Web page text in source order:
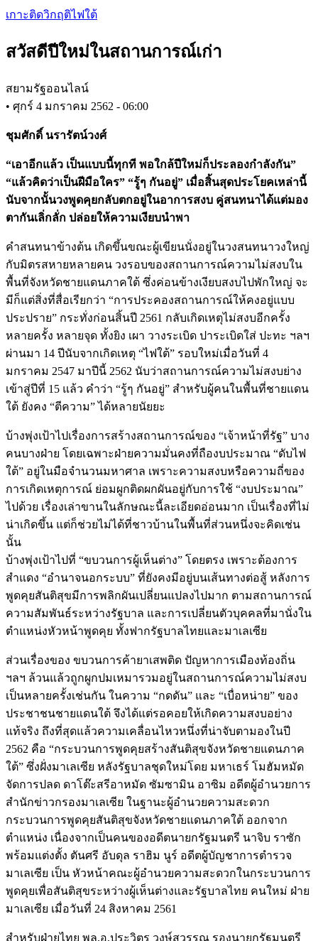
Skip
content
เกาะติดวิกฤติไฟใต้
สวัสดีปีใหม่ในสถานการณ์เก่า
สยามรัฐออนไลน์
• ศุกร์ 4 มกราคม 2562 - 06:00
ชุมศักดิ์ นรารัตน์วงศ์
“เอาอีกแล้ว เป็นแบบนี้ทุกที พอใกล้ปีใหม่ก็ประลองกำลังกัน”
“แล้วคิดว่าเป็นฝีมือใคร” “รู้ๆ กันอยู่” เมื่อสิ้นสุดประโยคเหล่านี้
นับจากนั้นวงพูดคุยกลับตกอยู่ในอาการสงบ คู่สนทนาได้แต่มอง
ตากันเลิ่กลั่ก ปล่อยให้ความเงียบนำพา
คำสนทนาข้างต้น เกิดขึ้นขณะผู้เขียนนั่งอยู่ในวงสนทนาวงใหญ่
กับมิตรสหายหลายคน วงรอบของสถานการณ์ความไม่สงบใน
พื้นที่จังหวัดชายแดนภาคใต้ ซึ่งค่อนข้างเงียบสงบไปพักใหญ่ จะ
มีก็แต่สิ่งที่สื่อเรียกว่า “การประคองสถานการณ์ให้คงอยู่แบบ
ประปราย” กระทั่งก่อนสิ้นปี 2561 กลับเกิดเหตุไม่สงบอีกครั้ง
หลายครั้ง หลายจุด ทั้งยิง เผา วางระเบิด ปาระเบิดใส่ ปะทะ ฯลฯ
ผ่านมา 14 ปีนับจากเกิดเหตุ “ไฟใต้” รอบใหม่เมื่อวันที่ 4
มกราคม 2547 มาปีนี้ 2562 นับว่าสถานการณ์ความไม่สงบย่าง
เข้าสู่ปีที่ 15 แล้ว คำว่า “รู้ๆ กันอยู่” สำหรับผู้คนในพื้นที่ชายแดน
ใต้ ยังคง “ตีความ” ได้หลายนัยยะ
บ้างพุ่งเป้าไปเรื่องการสร้างสถานการณ์ของ “เจ้าหน้าที่รัฐ” บาง
คนบางฝ่าย โดยเฉพาะฝ่ายความมั่นคงที่ถืองบประมาณ “ดับไฟ
ใต้” อยู่ในมือจำนวนมหาศาล เพราะความสงบหรือความถี่ของ
การเกิดเหตุการณ์ ย่อมผูกติดผกผันอยู่กับการใช้ “งบประมาณ”
ไปด้วย เรื่องเล่าขานในลักษณะนี้ละเอียดอ่อนมาก เป็นเรื่องที่ไม่
น่าเกิดขึ้น แต่ก็ช่วยไม่ได้ที่ชาวบ้านในพื้นที่ส่วนหนึ่งจะคิดเช่น
นั้น
บ้างพุ่งเป้าไปที่ “ขบวนการผู้เห็นต่าง” โดยตรง เพราะต้องการ
สำแดง “อำนาจนอกระบบ” ที่ยังคงมีอยู่บนเส้นทางต่อสู้ หลังการ
พูดคุยสันติสุขมีการพลิกผันเปลี่ยนแปลงไปมาก ตามสถานการณ์
ความสัมพันธ์ระหว่างรัฐบาล และการเปลี่ยนตัวบุคคลที่มานั่งใน
ตำแหน่งหัวหน้าพูดคุย ทั้งฟากรัฐบาลไทยและมาเลเซีย
ส่วนเรื่องของ ขบวนการค้ายาเสพติด ปัญหาการเมืองท้องถิ่น
ฯลฯ ล้วนแล้วถูกผูกปมเหมารวมอยู่ในสถานการณ์ความไม่สงบ
เป็นหลายครั้งเช่นกัน ในความ “กดดัน” และ “เบื่อหน่าย” ของ
ประชาชนชายแดนใต้ จึงได้แต่รอคอยให้เกิดความสงบอย่าง
แท้จริง ถึงที่สุดแล้วความเคลื่อนไหวหนึ่งที่น่าจับตามองในปี
2562 คือ “กระบวนการพูดคุยสร้างสันติสุขจังหวัดชายแดนภาค
ใต้” ซึ่งฝั่งมาเลเซีย หลังรัฐบาลชุดใหม่โดย มหาเธร์ โมฮัมหมัด
จัดการปลด ดาโต๊ะสรีอาหมัด ซัมซามิน อาซิม อดีตผู้อำนวยการ
สำนักข่าวกรองมาเลเซีย ในฐานะผู้อำนวยความสะดวก
กระบวนการพูดคุยสันติสุขจังหวัดชายแดนภาคใต้ ออกจาก
ตำแหน่ง เนื่องจากเป็นคนของอดีตนายกรัฐมนตรี นาจิบ ราซัก
พร้อมแต่งตั้ง ตันศรี อับดุล ราฮิม นูร์ อดีตผู้บัญชาการตำรวจ
มาเลเซีย เป็น หัวหน้าคณะผู้อำนวยความสะดวกในกระบวนการ
พูดคุยเพื่อสันติสุขระหว่างผู้เห็นต่างและรัฐบาลไทย คนใหม่ ฝ่าย
มาเลเซีย เมื่อวันที่ 24 สิงหาคม 2561
สำหรับฝ่ายไทย พล.อ.ประวิตร วงษ์สุวรรณ รองนายกรัฐมนตรี